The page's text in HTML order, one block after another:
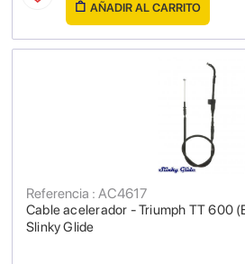
AÑADIR AL CARRITO
Cable acelerador - Triumph TT 600
Slinky Glide
Referencia : AC4617